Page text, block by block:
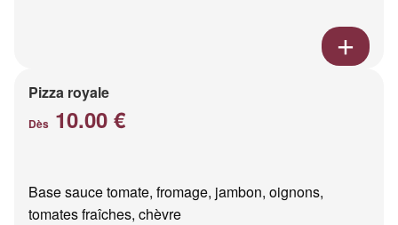
Pizza royale
Dès 10.00 €
Base sauce tomate, fromage, jambon, oignons,
tomates fraîches, chèvre